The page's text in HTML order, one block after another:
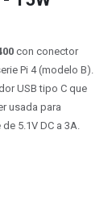
con conector
Pi 4 (modelo B).
USB tipo C que
usada para
5.1V DC a 3A.